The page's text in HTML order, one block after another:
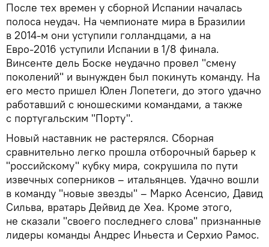
После тех времен у сборной Испании началась
полоса неудач. На чемпионате мира в Бразилии
в 2014-м они уступили голландцами, а на
Евро-2016 уступили Испании в 1/8 финала.
Винсенте дель Боске неудачно провел "смену
поколений" и вынужден был покинуть команду. На
его место пришел Юлен Лопетеги, до этого удачно
работавший с юношескими командами, а также
с португальским "Порту".
Новый наставник не растерялся. Сборная
сравнительно легко прошла отборочный барьер к
"российскому" кубку мира, сокрушила по пути
извечных соперников – итальянцев. Удачно вошли
в команду "новые звезды" – Марко Асенсио, Давид
Сильва, вратарь Дейвид де Хеа. Кроме этого,
не сказали "своего последнего слова" признанные
лидеры команды Андрес Иньеста и Серхио Рамос.